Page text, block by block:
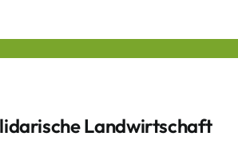
Landwirtschaft